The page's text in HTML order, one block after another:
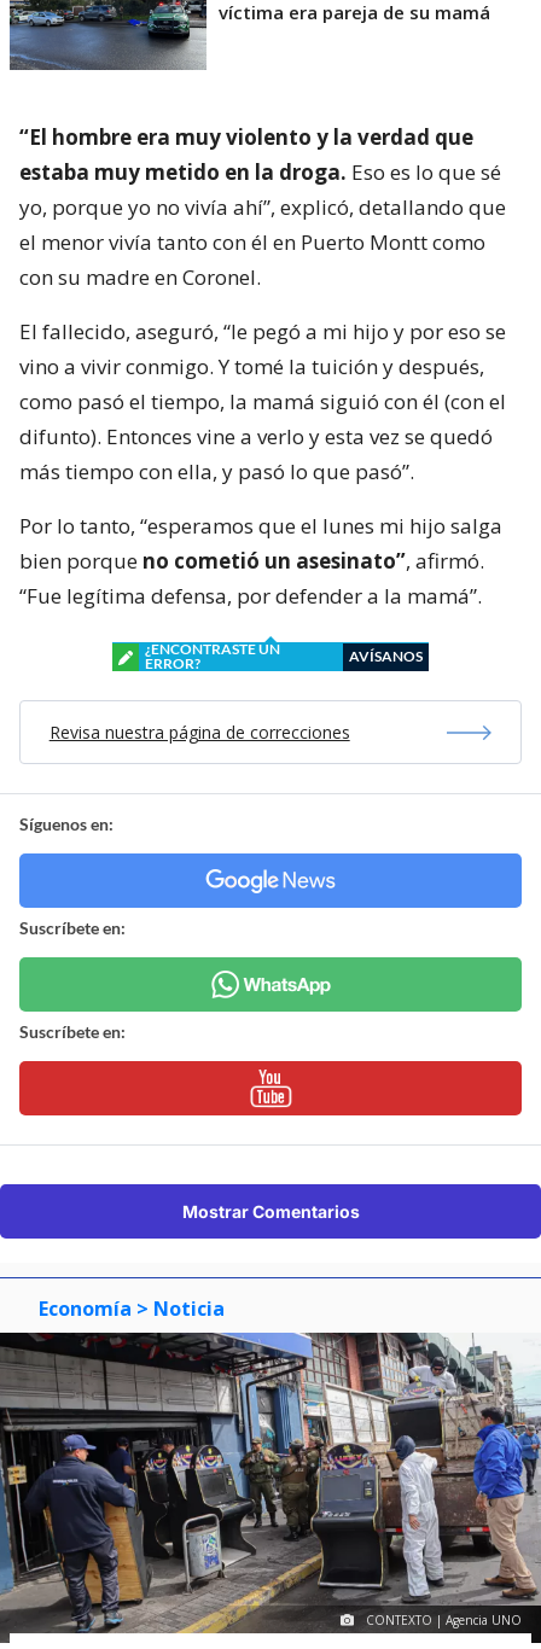
víctima era pareja de su mamá
“El hombre era muy violento y la verdad que
estaba muy metido en la droga. Eso es lo que sé
yo, porque yo no vivía ahí”, explicó, detallando que
el menor vivía tanto con él en Puerto Montt como
con su madre en Coronel.
El fallecido, aseguró, “le pegó a mi hijo y por eso se
vino a vivir conmigo. Y tomé la tuición y después,
como pasó el tiempo, la mamá siguió con él (con el
difunto). Entonces vine a verlo y esta vez se quedó
más tiempo con ella, y pasó lo que pasó”.
Por lo tanto, “esperamos que el lunes mi hijo salga
bien porque no cometió un asesinato”, afirmó.
“Fue legítima defensa, por defender a la mamá”.
¿ENCONTRASTE UN
ERROR?
AVÍSANOS
Revisa nuestra página de correcciones
Síguenos en:
Suscríbete en:
Suscríbete en:
Mostrar Comentarios
Economía > Noticia
CONTEXTO | Agencia UNO